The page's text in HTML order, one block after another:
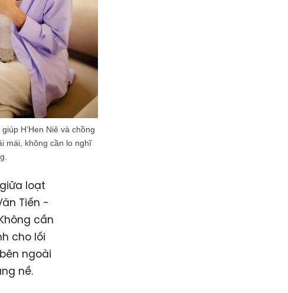
H’Hen Niê và chồng
mái, không cần lo nghĩ
loạt
Tiến -
cần
cho lối
ngoài
nề.